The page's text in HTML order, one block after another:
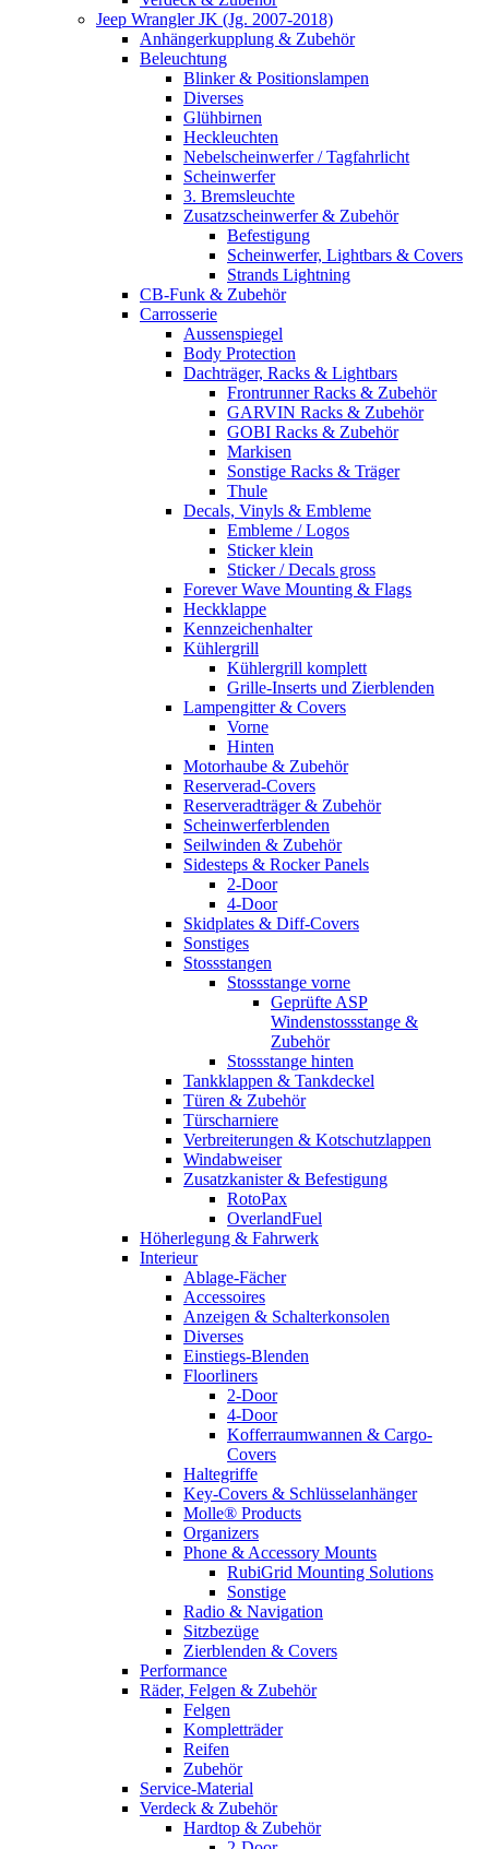
Jeep Wrangler JK (Jg. 2007-2018)
Anhängerkupplung & Zubehör
Beleuchtung
Blinker & Positionslampen
Diverses
Glühbirnen
Heckleuchten
Nebelscheinwerfer / Tagfahrlicht
Scheinwerfer
3. Bremsleuchte
Zusatzscheinwerfer & Zubehör
Befestigung
Scheinwerfer, Lightbars & Covers
Strands Lightning
CB-Funk & Zubehör
Carrosserie
Aussenspiegel
Body Protection
Dachträger, Racks & Lightbars
Frontrunner Racks & Zubehör
GARVIN Racks & Zubehör
GOBI Racks & Zubehör
Markisen
Sonstige Racks & Träger
Thule
Decals, Vinyls & Embleme
Embleme / Logos
Sticker klein
Sticker / Decals gross
Forever Wave Mounting & Flags
Heckklappe
Kennzeichenhalter
Kühlergrill
Kühlergrill komplett
Grille-Inserts und Zierblenden
Lampengitter & Covers
Vorne
Hinten
Motorhaube & Zubehör
Reserverad-Covers
Reserveradträger & Zubehör
Scheinwerferblenden
Seilwinden & Zubehör
Sidesteps & Rocker Panels
2-Door
4-Door
Skidplates & Diff-Covers
Sonstiges
Stossstangen
Stossstange vorne
Geprüfte ASP
Windenstossstange &
Zubehör
Stossstange hinten
Tankklappen & Tankdeckel
Türen & Zubehör
Türscharniere
Verbreiterungen & Kotschutzlappen
Windabweiser
Zusatzkanister & Befestigung
RotoPax
OverlandFuel
Höherlegung & Fahrwerk
Interieur
Ablage-Fächer
Accessoires
Anzeigen & Schalterkonsolen
Diverses
Einstiegs-Blenden
Floorliners
2-Door
4-Door
Kofferraumwannen & Cargo-
Covers
Haltegriffe
Key-Covers & Schlüsselanhänger
Molle® Products
Organizers
Phone & Accessory Mounts
RubiGrid Mounting Solutions
Sonstige
Radio & Navigation
Sitzbezüge
Zierblenden & Covers
Performance
Räder, Felgen & Zubehör
Felgen
Kompletträder
Reifen
Zubehör
Service-Material
Verdeck & Zubehör
Hardtop & Zubehör